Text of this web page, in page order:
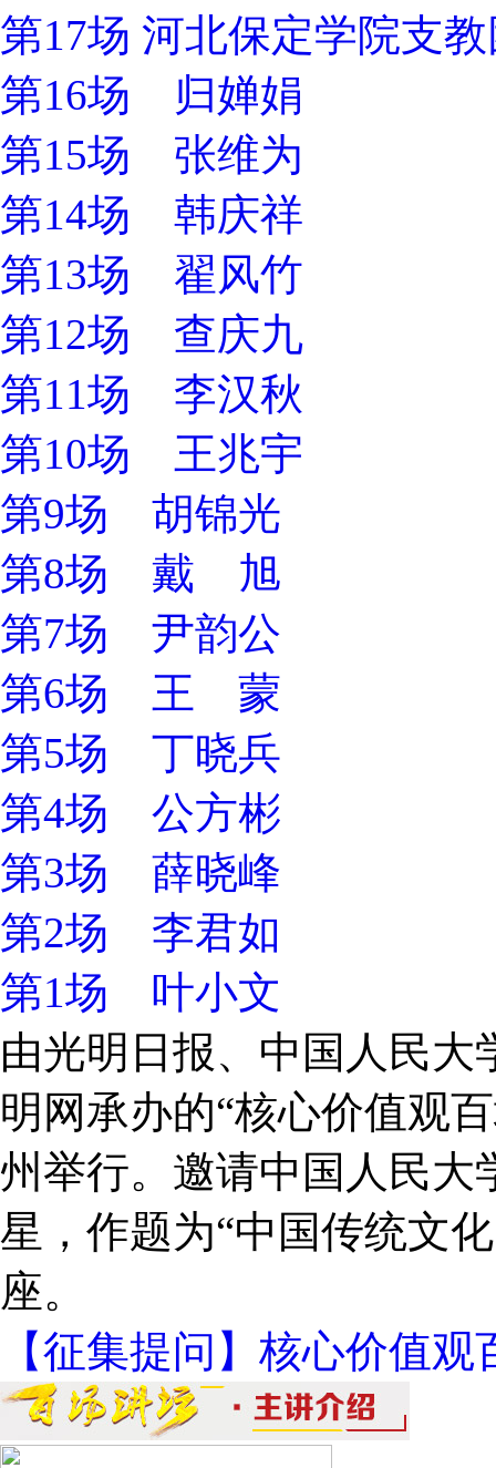
第17场 河北保定学院支
第16场 归婵娟
第15场 张维为
第14场 韩庆祥
第13场 翟风竹
第12场 查庆九
第11场 李汉秋
第10场 王兆宇
第9场 胡锦光
第8场 戴 旭
第7场 尹韵公
第6场 王 蒙
第5场 丁晓兵
第4场 公方彬
第3场 薛晓峰
第2场 李君如
第1场 叶小文
由光明日报、中国人民
明网承办的“核心价值观
州举行。邀请中国人民大
星，作题为“中国传统文
座。
【征集提问】核心价值